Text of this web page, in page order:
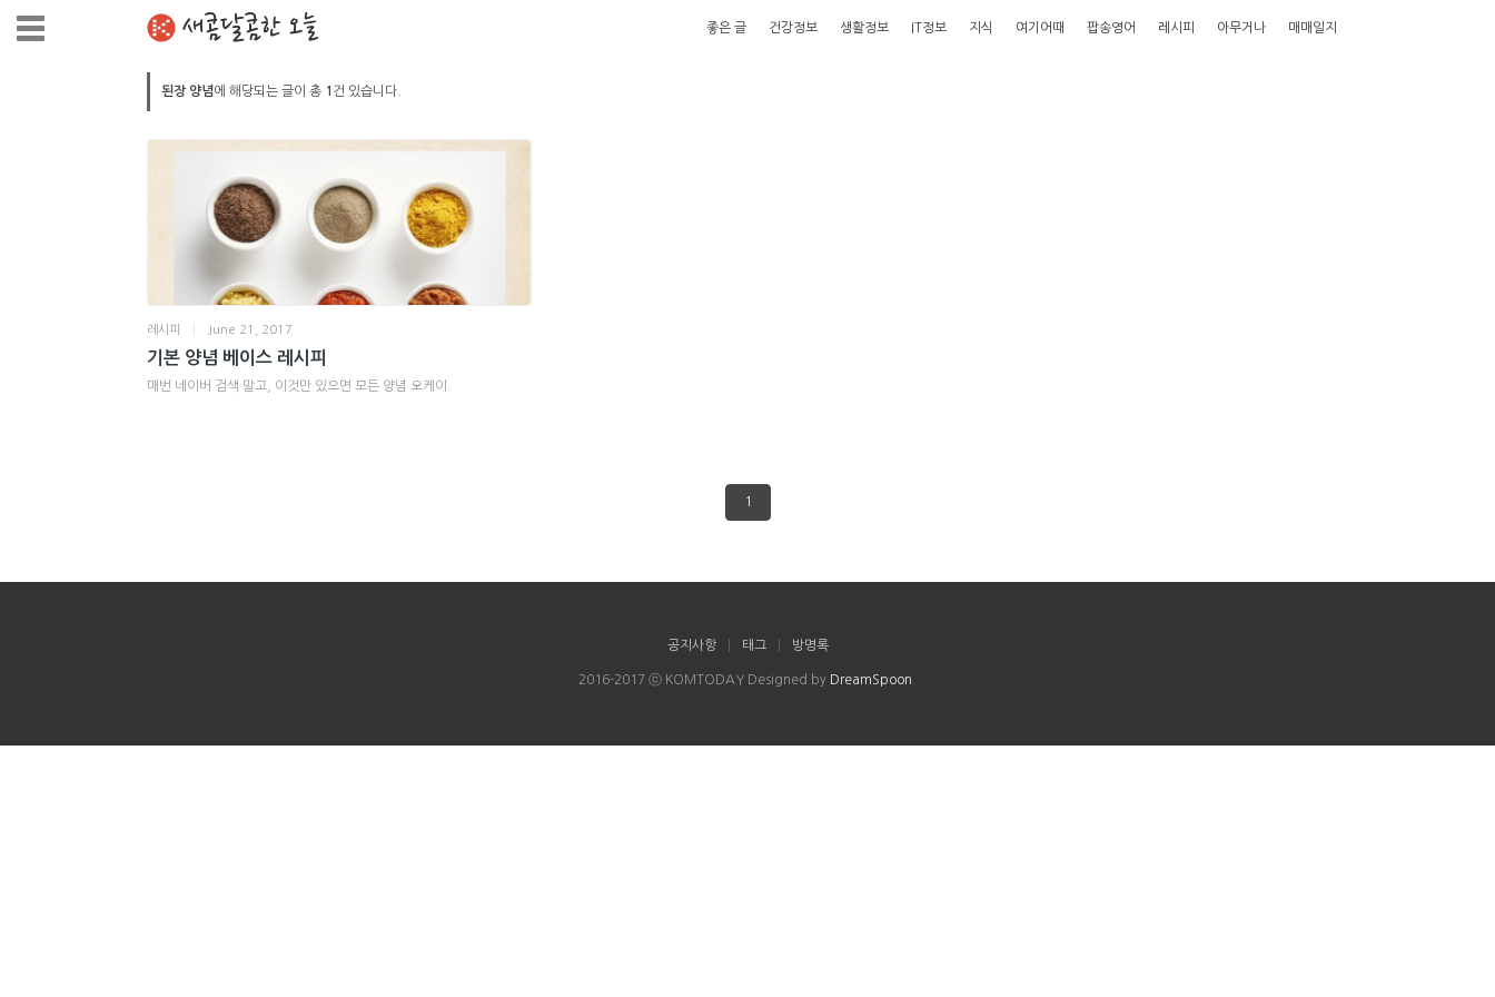
새콤달콤한 오늘 좋은 글 건강정보 생활정보 IT정보 지식 여기어때 팝송영어 레시피 아무거나 매매일지
된장 양념에 해당되는 글이 총 1 건 있습니다.
레시피 June 21, 2017
기본 양념 베이스 레시피
매번 네이버 검색 말고, 이것만 있으면 모든 양념 오케이.
1
공지사항 태그 방명록
2016-2017 ⓒ KOMTODAY Designed by DreamSpoon